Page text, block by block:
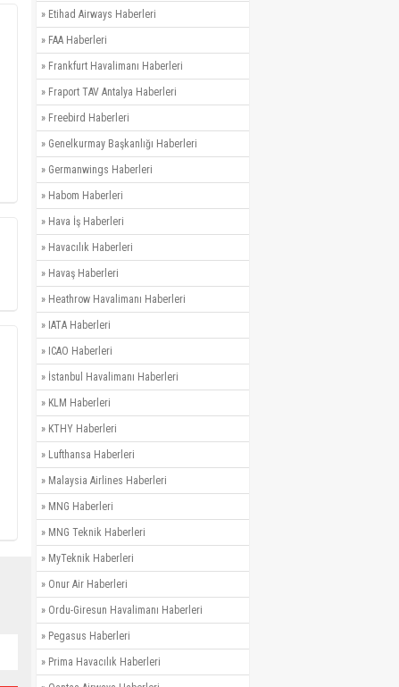
» Etihad Airways Haberleri
» FAA Haberleri
» Frankfurt Havalimanı Haberleri
» Fraport TAV Antalya Haberleri
» Freebird Haberleri
» Genelkurmay Başkanlığı Haberleri
» Germanwings Haberleri
» Habom Haberleri
» Hava İş Haberleri
» Havacılık Haberleri
» Havaş Haberleri
» Heathrow Havalimanı Haberleri
» IATA Haberleri
» ICAO Haberleri
» İstanbul Havalimanı Haberleri
» KLM Haberleri
» KTHY Haberleri
» Lufthansa Haberleri
» Malaysia Airlines Haberleri
» MNG Haberleri
» MNG Teknik Haberleri
» MyTeknik Haberleri
» Onur Air Haberleri
» Ordu-Giresun Havalimanı Haberleri
» Pegasus Haberleri
» Prima Havacılık Haberleri